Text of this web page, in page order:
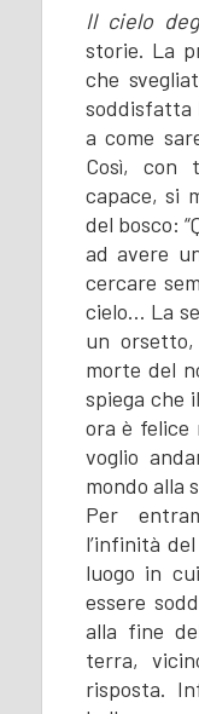
Il cielo
storie. La
che
soddisfatta
a come
Così, con
capace, si
del bosco:
ad avere
cercare
cielo… La
un
morte del
spiega che
ora è felice
voglio
mondo alla
Per
l’infinità
luogo in
essere
alla fine
terra,
risposta.